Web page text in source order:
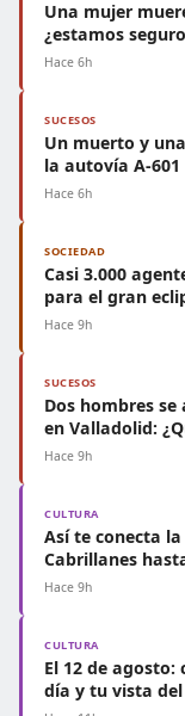
Una mujer
¿estamos
Hace 6h
SUCESOS
Un muerto y
la autovía A-601
Hace 6h
SOCIEDAD
Casi 3.000
para el gran
Hace 9h
SUCESOS
Dos hombres
en Valladolid:
Hace 9h
CULTURA
Así te conecta
Cabrillanes
Hace 9h
CULTURA
El 12 de
día y tu vista del